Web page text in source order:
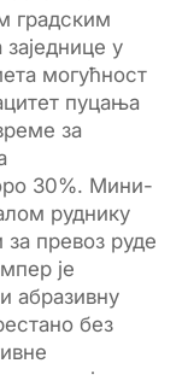
градским
у
могућност
пуцања
за
30%. Мини-
руднику
превоз руде
је
абразивну
без